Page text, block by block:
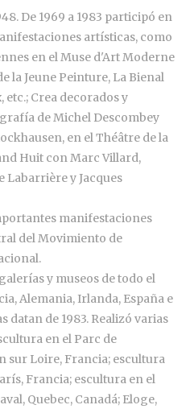
De 1969 a 1983 participó en
artísticas, como
en el Muse d'Art Moderne
la Jeune Peinture, La Bienal
etc.; Crea decorados y
de Michel Descombey
en el Théâtre de la
Huit con Marc Villard,
Labarrière y Jacques
manifestaciones
del Movimiento de
y museos de todo el
Alemania, Irlanda, España e
datan de 1983. Realizó varias
en el Parc de
sur Loire, Francia; escultura
Francia; escultura en el
Quebec, Canadá; Eloge,